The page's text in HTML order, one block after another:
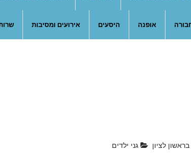
אופנה היסעים אירועים ומסיבות
לציון גני ילדים